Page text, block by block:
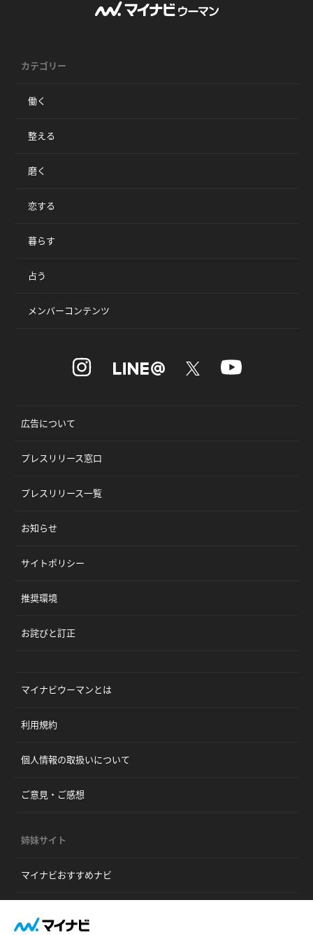
カテゴリー
働く
整える
磨く
恋する
暮らす
占う
メンバーコンテンツ
広告について
プレスリリース窓口
プレスリリース一覧
お知らせ
サイトポリシー
推奨環境
お詫びと訂正
マイナビウーマンとは
利用規約
個人情報の取扱いについて
ご意見・ご感想
姉妹サイト
マイナビおすすめナビ